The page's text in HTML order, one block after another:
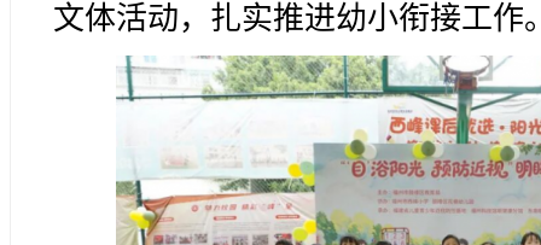
文体活动，扎实推进幼小衔接工作